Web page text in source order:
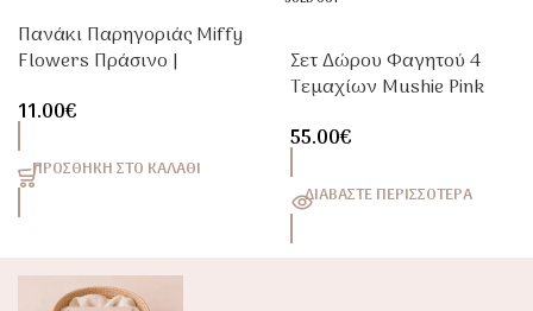
Πανάκι Παρηγοριάς Miffy
Flowers Πράσινο |
Αγκαλιάς
11.00€
ΠΡΟΣΘΉΚΗ ΣΤΟ ΚΑΛΆΘΙ
Σετ Δώρου Φαγητού 4
Τεμαχίων Mushie Pink
55.00€
ΔΙΑΒΆΣΤΕ ΠΕΡΙΣΣΌΤΕΡΑ